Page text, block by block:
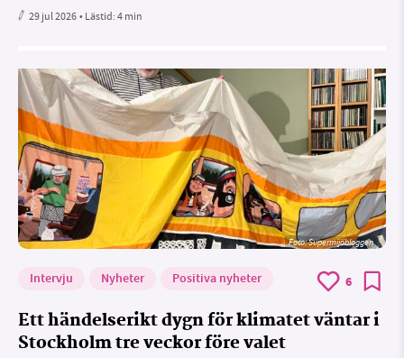
29 jul 2026• Lästid:4 min
Foto: Supermijöbloggen
Intervju Nyheter Positiva nyheter 6
Ett händelserikt dygn för klimatet väntar i
Stockholm tre veckor före valet